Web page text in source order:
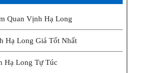
Quan Vịnh Hạ Long
Hạ Long Giá Tốt Nhất
Hạ Long Tự Túc